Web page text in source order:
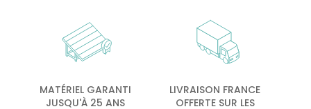
MATÉRIEL GARANTI
JUSQU'À 25 ANS
LIVRAISON FRANCE
OFFERTE SUR LES